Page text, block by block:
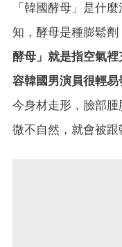
「韓國酵母」是什
知，酵母是種膨鬆劑
酵母」就是指空氣
容韓國男演員很輕易
今身材走形，臉部
微不自然，就會被跟